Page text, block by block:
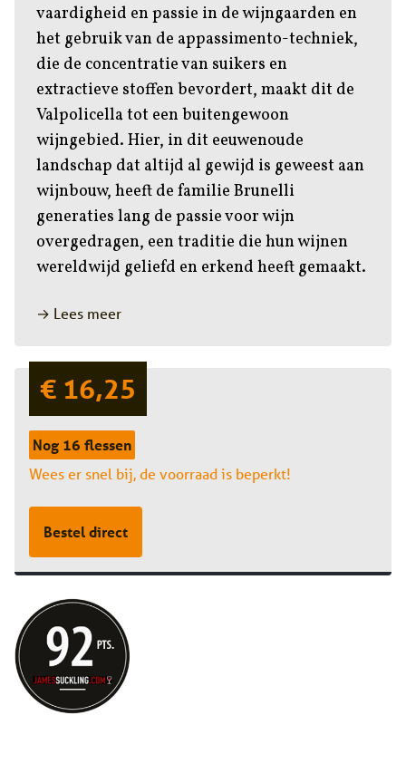
vaardigheid en passie in de wijngaarden en
het gebruik van de appassimento-techniek,
die de concentratie van suikers en
extractieve stoffen bevordert, maakt dit de
Valpolicella tot een buitengewoon
wijngebied. Hier, in dit eeuwenoude
landschap dat altijd al gewijd is geweest aan
wijnbouw, heeft de familie Brunelli
generaties lang de passie voor wijn
overgedragen, een traditie die hun wijnen
wereldwijd geliefd en erkend heeft gemaakt.
→ Lees meer
€ 16,25
Nog 16 flessen
Wees er snel bij, de voorraad is beperkt!
Bestel direct